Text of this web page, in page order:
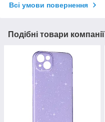
Всі умови повернення
Подібні товари компанії